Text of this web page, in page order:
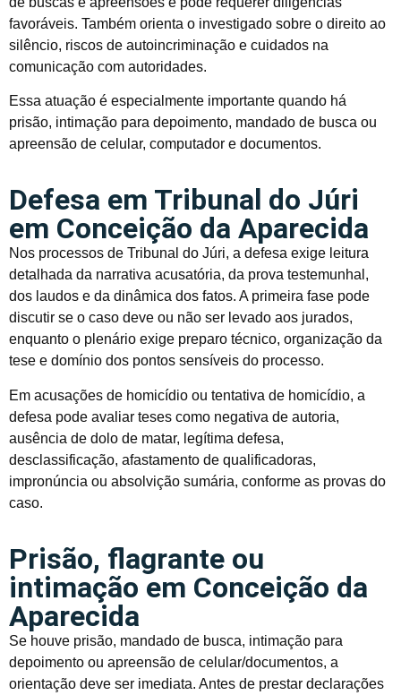
favoráveis. Também orienta o investigado sobre o direito ao
silêncio, riscos de autoincriminação e cuidados na
comunicação com autoridades.
Essa atuação é especialmente importante quando há
prisão, intimação para depoimento, mandado de busca ou
apreensão de celular, computador e documentos.
Defesa em Tribunal do Júri
em Conceição da Aparecida
Nos processos de Tribunal do Júri, a defesa exige leitura
detalhada da narrativa acusatória, da prova testemunhal,
dos laudos e da dinâmica dos fatos. A primeira fase pode
discutir se o caso deve ou não ser levado aos jurados,
enquanto o plenário exige preparo técnico, organização da
tese e domínio dos pontos sensíveis do processo.
Em acusações de homicídio ou tentativa de homicídio, a
defesa pode avaliar teses como negativa de autoria,
ausência de dolo de matar, legítima defesa,
desclassificação, afastamento de qualificadoras,
impronúncia ou absolvição sumária, conforme as provas do
caso.
Prisão, flagrante ou
intimação em Conceição da
Aparecida
Se houve prisão, mandado de busca, intimação para
depoimento ou apreensão de celular/documentos, a
orientação deve ser imediata. Antes de prestar declarações